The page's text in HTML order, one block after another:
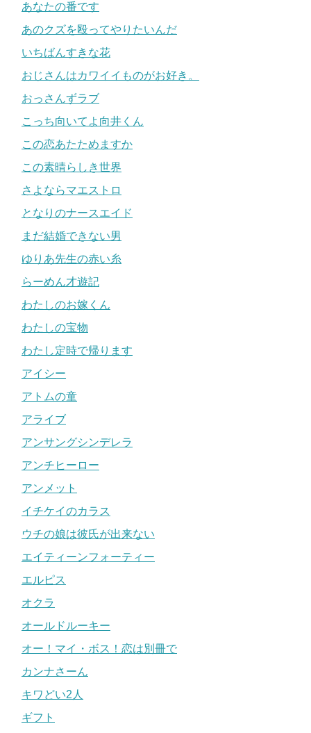
あなたの番です
あのクズを殴ってやりたいんだ
いちばんすきな花
おじさんはカワイイものがお好き。
おっさんずラブ
こっち向いてよ向井くん
この恋あたためますか
この素晴らしき世界
さよならマエストロ
となりのナースエイド
まだ結婚できない男
ゆりあ先生の赤い糸
らーめん才遊記
わたしのお嫁くん
わたしの宝物
わたし定時で帰ります
アイシー
アトムの童
アライブ
アンサングシンデレラ
アンチヒーロー
アンメット
イチケイのカラス
ウチの娘は彼氏が出来ない
エイティーンフォーティー
エルピス
オクラ
オールドルーキー
オー！マイ・ボス！恋は別冊で
カンナさーん
キワどい2人
ギフト